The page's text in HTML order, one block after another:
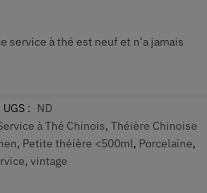
service à thé est neuf et n’a jamais
UGS : ND
à Thé Chinois, Théière Chinoise
, Petite théière <500ml, Porcelaine,
, vintage